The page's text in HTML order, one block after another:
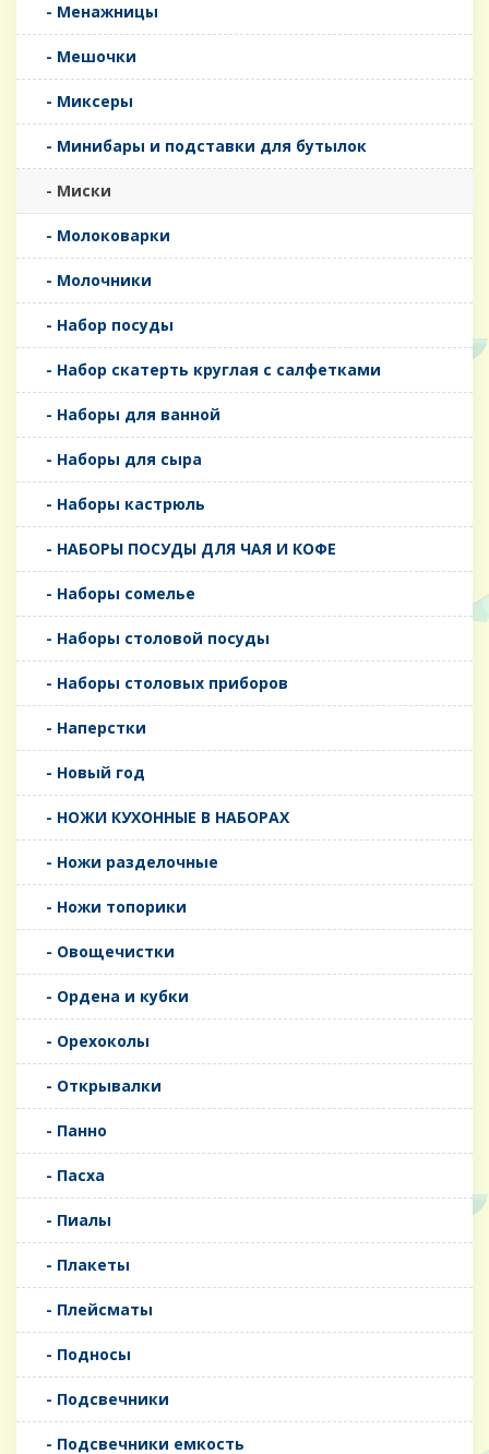
- Менажницы
- Мешочки
- Миксеры
- Минибары и подставки для бутылок
- Миски
- Молоковарки
- Молочники
- Набор посуды
- Набор скатерть круглая с салфетками
- Наборы для ванной
- Наборы для сыра
- Наборы кастрюль
- НАБОРЫ ПОСУДЫ ДЛЯ ЧАЯ И КОФЕ
- Наборы сомелье
- Наборы столовой посуды
- Наборы столовых приборов
- Наперстки
- Новый год
- НОЖИ КУХОННЫЕ В НАБОРАХ
- Ножи разделочные
- Ножи топорики
- Овощечистки
- Ордена и кубки
- Орехоколы
- Открывалки
- Панно
- Пасха
- Пиалы
- Плакеты
- Плейсматы
- Подносы
- Подсвечники
- Подсвечники емкость